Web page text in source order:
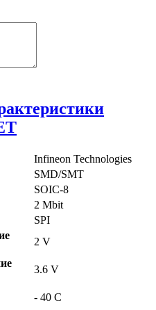
Infineon Technologies
SMD/SMT
SOIC-8
2 Mbit
SPI
2 V
3.6 V
- 40 C